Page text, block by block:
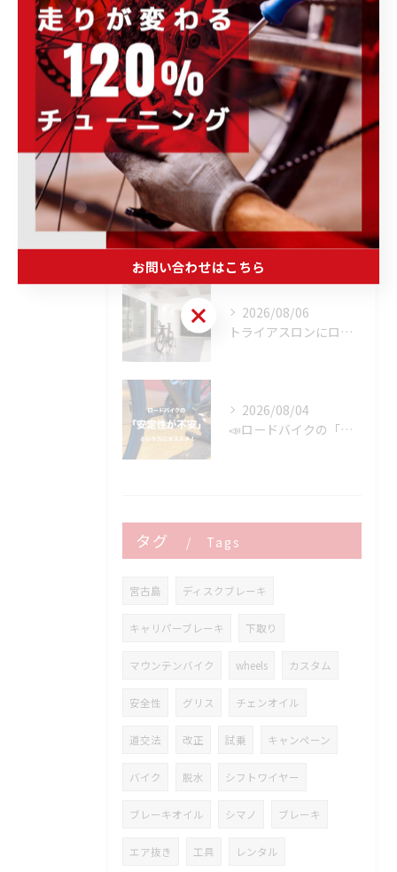
完成車・フレーム
未分類
最近の投稿
Recent
Posts
2026/08/06
「荒れた路面やスプリントでボトルが飛んでヒヤッとしたこと、あ...
2026/08/06
トライアスロンにロードバイクはどこまで使える？
2026/08/04
📣ロードバイクの「安定性が不安」という方にオススメ👍
タグ Tags
宮古島 ディスクブレーキ
キャリパーブレーキ 下取り
マウンテンバイク wheels カスタム
安全性 グリス チェンオイル
道交法 改正 試乗 キャンペーン
バイク 脱水 シフトワイヤー
ブレーキオイル シマノ ブレーキ
エア抜き 工具 レンタル
お問い合わせはこちら
お問い合わせはこちら